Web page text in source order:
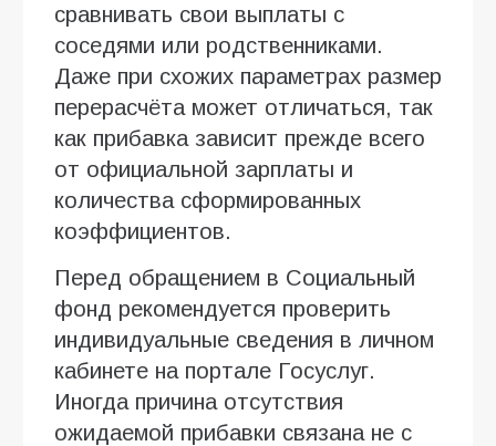
сравнивать свои выплаты с
соседями или родственниками.
Даже при схожих параметрах размер
перерасчёта может отличаться, так
как прибавка зависит прежде всего
от официальной зарплаты и
количества сформированных
коэффициентов.
Перед обращением в Социальный
фонд рекомендуется проверить
индивидуальные сведения в личном
кабинете на портале Госуслуг.
Иногда причина отсутствия
ожидаемой прибавки связана не с